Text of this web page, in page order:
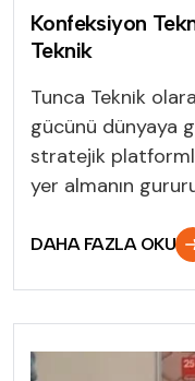
Konfeksiyon
Teknik
Tunca Teknik
gücünü dünyaya
stratejik
yer almanın
DAHA FAZLA OKU